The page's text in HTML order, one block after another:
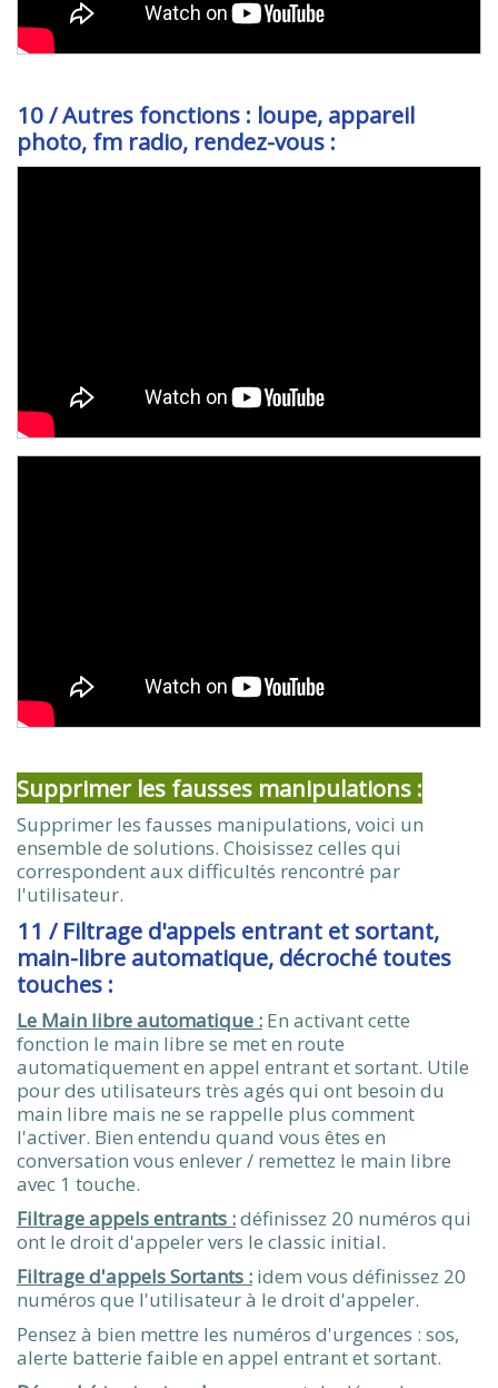
10 / Autres fonctions : loupe, appareil
photo, fm radio, rendez-vous :
Supprimer les fausses manipulations :
Supprimer les fausses manipulations, voici un
ensemble de solutions. Choisissez celles qui
correspondent aux difficultés rencontré par
l'utilisateur.
11 / Filtrage d'appels entrant et sortant,
main-libre automatique, décroché toutes
touches :
Le Main libre automatique : En activant cette
fonction le main libre se met en route
automatiquement en appel entrant et sortant. Utile
pour des utilisateurs très agés qui ont besoin du
main libre mais ne se rappelle plus comment
l'activer. Bien entendu quand vous êtes en
conversation vous enlever / remettez le main libre
avec 1 touche.
Filtrage appels entrants :définissez 20 numéros qui
ont le droit d'appeler vers le classic initial.
Filtrage d'appels Sortants : idem vous définissez 20
numéros que l'utilisateur à le droit d'appeler.
Pensez à bien mettre les numéros d'urgences : sos,
alerte batterie faible en appel entrant et sortant.